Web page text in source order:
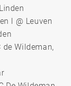
I @ Leuven
de Wildeman,